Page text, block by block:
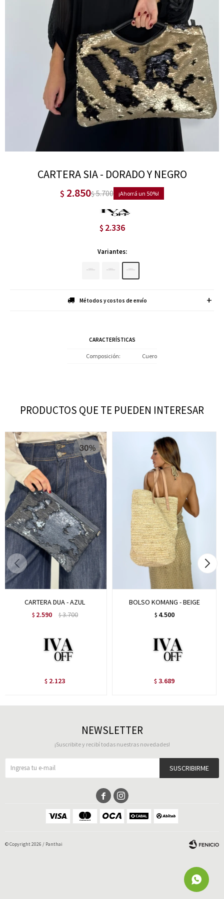
CARTERA SIA - DORADO Y NEGRO
$ 2.850$5.700 50
$ 2.336
Variantes:
Métodos y costos de envío
CARACTERÍSTICAS
Composición Cuero
PRODUCTOS QUE TE PUEDEN INTERESAR
CARTERA DUA - AZUL
$ 2.590 $3.700
$ 2.123
BOLSO KOMANG - BEIGE
$ 4.500
$ 3.689
NEWSLETTER
¡Suscribite y recibí todas nuestras novedades!
SUSCRIBIRME
 
© Copyright 2026 / Panthai